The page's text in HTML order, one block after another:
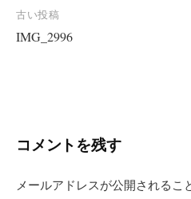
投
稿
ー
ョ
古い投稿
IMG_2996
コメントを残す
メールアドレスが公開されるこ